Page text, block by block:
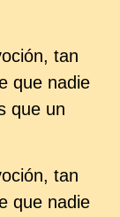
tan
que nadie
que un
tan
que nadie